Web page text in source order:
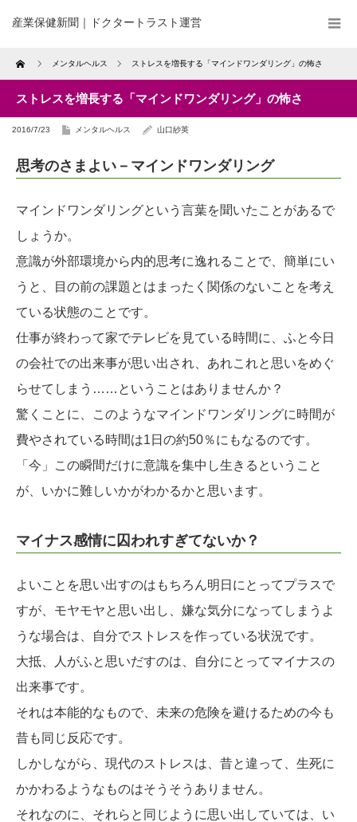
産業保健新聞｜ドクタートラスト運営
Home メンタルヘルス ストレスを増長する「マインドワンダリング」の怖さ
ストレスを増長する「マインドワンダリング」の怖さ
2016/7/23 メンタルヘルス 山口紗英
思考のさまよい－マインドワンダリング
マインドワンダリングという言葉を聞いたことがあるで
しょうか。
意識が外部環境から内的思考に逸れることで、簡単にい
うと、目の前の課題とはまったく関係のないことを考え
ている状態のことです。
仕事が終わって家でテレビを見ている時間に、ふと今日
の会社での出来事が思い出され、あれこれと思いをめぐ
らせてしまう……ということはありませんか？
驚くことに、このようなマインドワンダリングに時間が
費やされている時間は1日の約50％にもなるのです。
「今」この瞬間だけに意識を集中し生きるということ
が、いかに難しいかがわかるかと思います。
マイナス感情に囚われすぎてないか？
よいことを思い出すのはもちろん明日にとってプラスで
すが、モヤモヤと思い出し、嫌な気分になってしまうよ
うな場合は、自分でストレスを作っている状況です。
大抵、人がふと思いだすのは、自分にとってマイナスの
出来事です。
それは本能的なもので、未来の危険を避けるための今も
昔も同じ反応です。
しかしながら、現代のストレスは、昔と違って、生死に
かかわるようなものはそうそうありません。
それなのに、それらと同じように思い出していては、い